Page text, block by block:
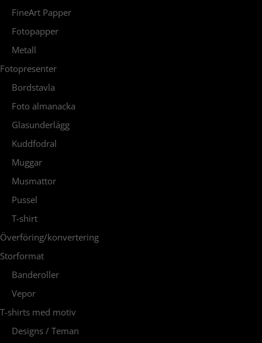
FineArt Papper
Fotopapper
Metall
Fotopresenter
Bordstavla
Foto almanacka
Glasunderlägg
Kuddfodral
Muggar
Musmattor
Pussel
T-shirt
Överföring/konvertering
Storformat
Banderoller
Vepor
T-shirts med motiv
Designs / Teman